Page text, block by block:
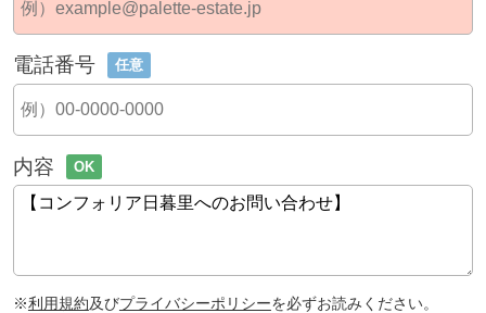
電話番号 任意
内容 OK
※利用規約及びプライバシーポリシーを必ずお読みください。